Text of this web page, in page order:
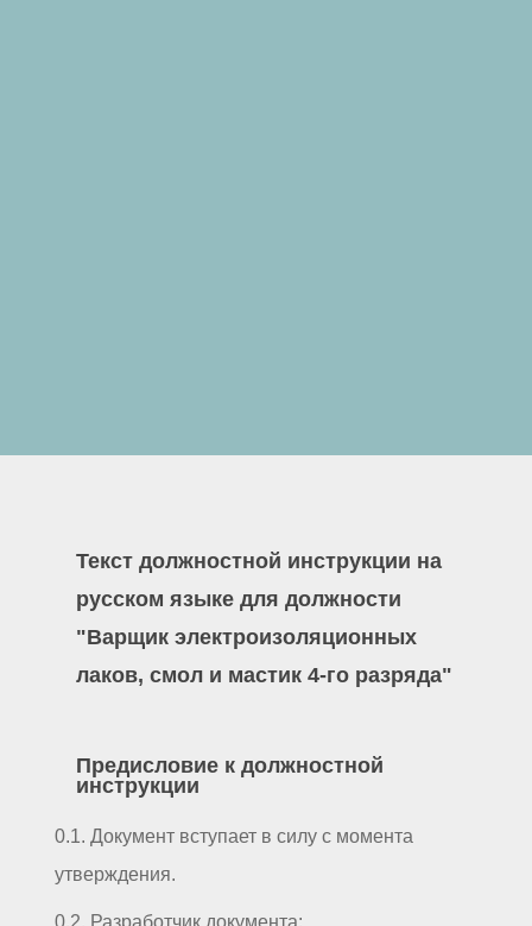
Текст должностной инструкции на
русском языке для должности
"Варщик электроизоляционных
лаков, смол и мастик 4-го разряда"
Предисловие к должностной
инструкции
0.1. Документ вступает в силу с момента
утверждения.
0.2. Разработчик документа: _ _ _ _ _ _ _ _ _ _ _